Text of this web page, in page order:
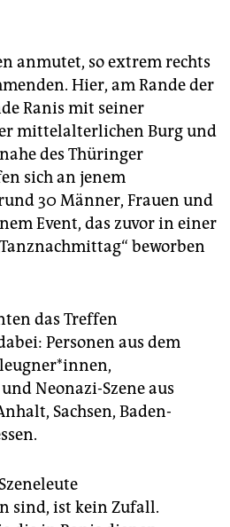
anmutet, so extrem rechts
Hier, am Rande der
Ranis mit seiner
mittelalterlichen Burg und
des Thüringer
sich an jenem
30 Männer, Frauen und
Event, das zuvor in einer
beworben
das Treffen
Personen aus dem
Neonazi-Szene aus
Sachsen, Baden-
sind, ist kein Zufall.